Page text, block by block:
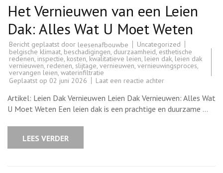
Het Vernieuwen van een Leien
Dak: Alles Wat U Moet Weten
Bericht geplaatst door leesenafbouwbe
Uncategorized
belgische klimaat, beschadigingen, duurzaamheid, esthetische
redenen, inspectie, kosten, kwalitatieve leien, leien dak, leien dak
vernieuwen,redenen, slijtage, vernieuwen, vernieuwingsproces,
vervangen leien, waterinfiltratie
Geplaatst op 02 juni 2026 Laat een reactie achterop
Vernieuwen
van
een
Leien
Artikel: Leien Dak Vernieuwen Leien Dak Vernieuwen: Alles Wat
U Moet Weten Een leien dak is een prachtige en duurzame …
LEES VERDER